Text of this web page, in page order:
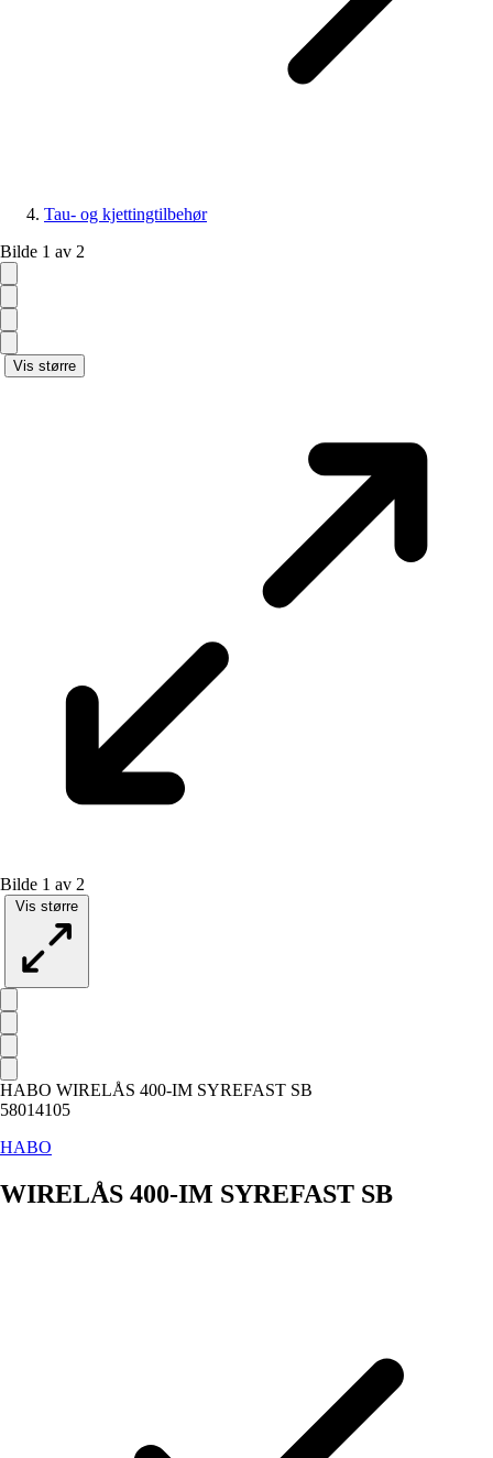
Tau- og kjettingtilbehør
Bilde 1 av 2
Vis større
Bilde 1 av 2
Vis større
HABO WIRELÅS 400-IM SYREFAST SB
58014105
HABO
WIRELÅS 400-IM SYREFAST SB